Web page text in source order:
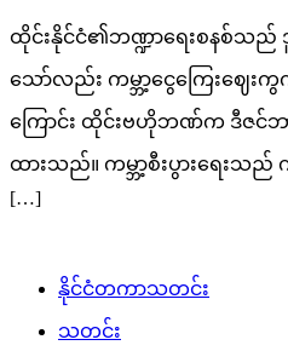
ထိုင်းနိုင်ငံ၏ဘဏ္ဍာရေးစနစ်သည်
သော်လည်း ကမ္ဘာ့ငွေကြေးဈေ
ကြောင်း ထိုင်းဗဟိုဘဏ်က ဒီဇင်
ထားသည်။ ကမ္ဘာ့စီးပွားရေးသ
[…]
နိုင်ငံတကာသတင်း
သတင်း